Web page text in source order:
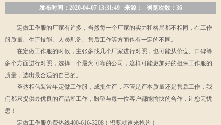
发布时间：2020-04-07 13:31:49 来源： 浏览次数：36
定做工作服的厂家有许多，当然每一个厂家的实力和格局都不相同，在工作
服质量、生产技能、人员配备、售后工作等方面也有一定的不同。
在定做工作服的时候，主张多找几个厂家进行对照，也可能从价位、口碑等
多个方面进行对照，选择一个最为可靠的公司，这样可能更加好的担保工作服的
质量，选出最合适的自己的。
圣达相信装常年定做工作服，成批生产，不管是产本质量还是售后工作，我
们都只提供最优良的产品和工作，盼望与每一位客户都能愉快的合作，让您无忧
患！
定做工作服免费热线400-616-3208！想要就速来抢购！